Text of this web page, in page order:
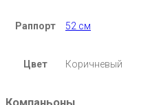
Раппорт 52 см
Цвет Коричневый